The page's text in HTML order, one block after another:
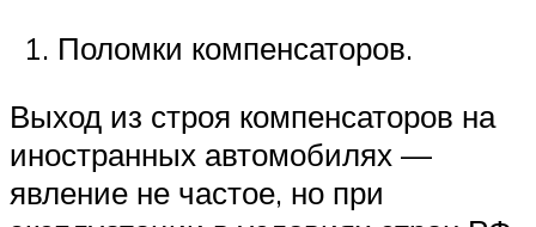
Поломки компенсаторов.
Выход из строя компенсаторов на
иностранных автомобилях —
явление не частое, но при